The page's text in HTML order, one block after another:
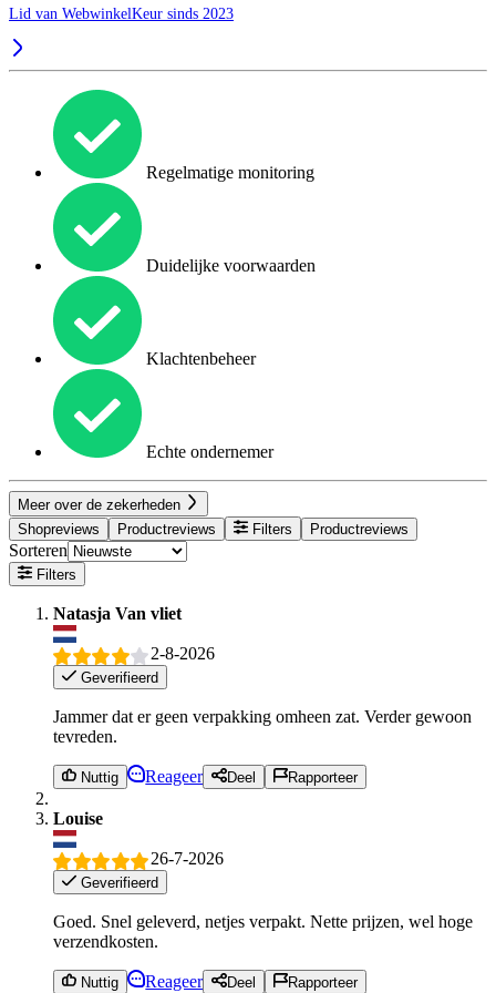
Lid van WebwinkelKeur sinds 2023
Regelmatige monitoring
Duidelijke voorwaarden
Klachtenbeheer
Echte ondernemer
Meer over de zekerheden
Shopreviews
Productreviews Filters Productreviews
Sorteren
Filters
Natasja Van vliet
2-8-2026
Geverifieerd
Jammer dat er geen verpakking omheen zat. Verder gewoon
tevreden.
Nuttig Reageer Deel Rapporteer
Louise
26-7-2026
Geverifieerd
Goed. Snel geleverd, netjes verpakt. Nette prijzen, wel hoge
verzendkosten.
Nuttig Reageer Deel Rapporteer